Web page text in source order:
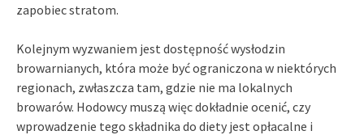
zapobiec stratom.
Kolejnym wyzwaniem jest dostępność wysłodzin
browarnianych, która może być ograniczona w niektórych
regionach, zwłaszcza tam, gdzie nie ma lokalnych
browarów. Hodowcy muszą więc dokładnie ocenić, czy
wprowadzenie tego składnika do diety jest opłacalne i